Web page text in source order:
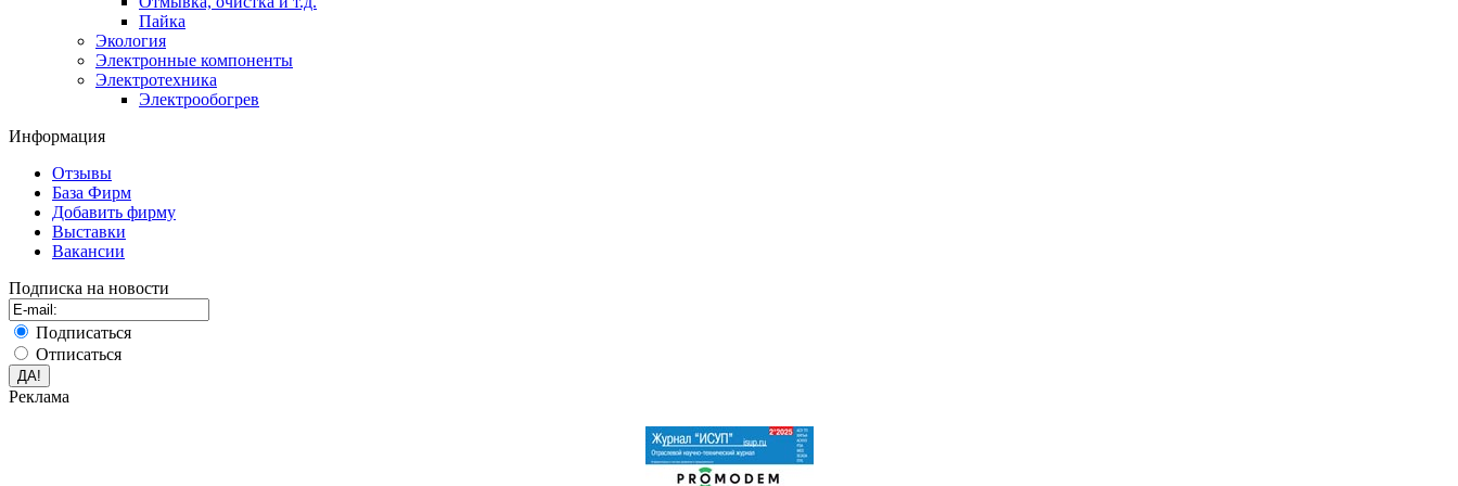
Пайка
Экология
Электронные компоненты
Электротехника
Электрообогрев
Информация
Отзывы
База Фирм
Добавить фирму
Выставки
Вакансии
Подписка на новости
Подписаться
Отписаться
Реклама